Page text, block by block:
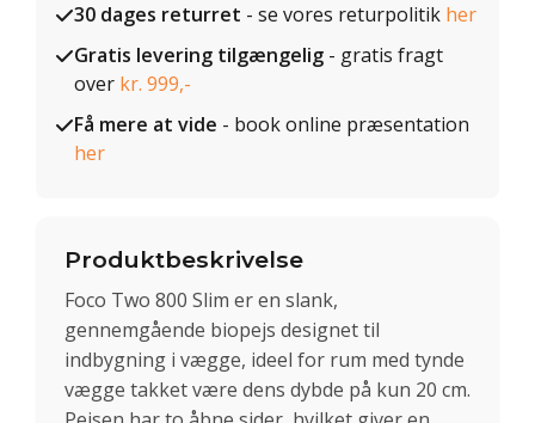
30 dages returret - se vores returpolitik her
Gratis levering tilgængelig - gratis fragt
over kr. 999,-
Få mere at vide - book online præsentation
her
Produktbeskrivelse
Foco Two 800 Slim er en slank,
gennemgående biopejs designet til
indbygning i vægge, ideel for rum med tynde
vægge takket være dens dybde på kun 20 cm.